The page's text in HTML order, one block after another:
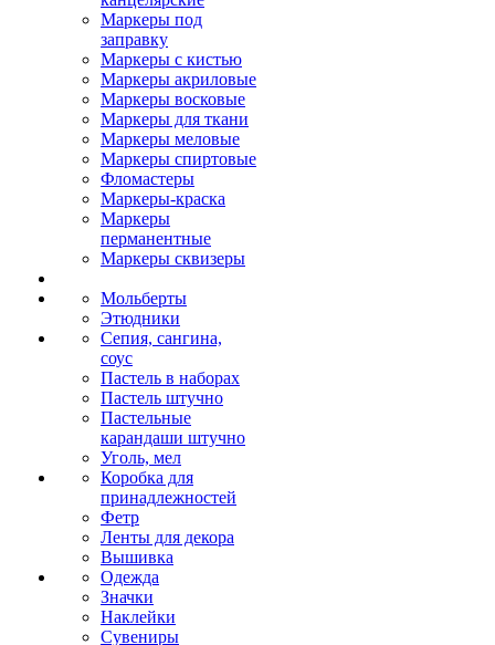
Маркеры под
заправку
Маркеры с кистью
Маркеры акриловые
Маркеры восковые
Маркеры для ткани
Маркеры меловые
Маркеры спиртовые
Фломастеры
Маркеры-краска
Маркеры
перманентные
Маркеры сквизеры
Мольберты
Этюдники
Сепия, сангина,
соус
Пастель в наборах
Пастель штучно
Пастельные
карандаши штучно
Уголь, мел
Коробка для
принадлежностей
Фетр
Ленты для декора
Вышивка
Одежда
Значки
Наклейки
Сувениры